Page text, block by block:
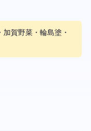
加賀野菜・輪島塗・